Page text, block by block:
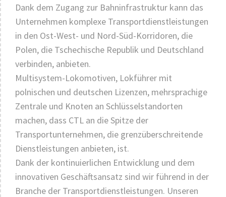
Dank dem Zugang zur Bahninfrastruktur kann das
Unternehmen komplexe Transportdienstleistungen
in den Ost-West- und Nord-Süd-Korridoren, die
Polen, die Tschechische Republik und Deutschland
verbinden, anbieten.
Multisystem-Lokomotiven, Lokführer mit
polnischen und deutschen Lizenzen, mehrsprachige
Zentrale und Knoten an Schlüsselstandorten
machen, dass CTL an die Spitze der
Transportunternehmen, die grenzüberschreitende
Dienstleistungen anbieten, ist.
Dank der kontinuierlichen Entwicklung und dem
innovativen Geschäftsansatz sind wir führend in der
Branche der Transportdienstleistungen. Unseren